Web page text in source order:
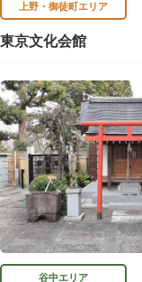
上野・御徒町エリア
東京文化会館
谷中エリア